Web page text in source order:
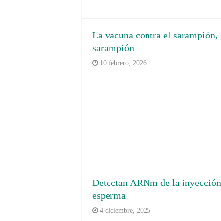
La vacuna contra el
sarampión
10 febrero, 2026
Detectan ARNm de la
esperma
4 diciembre, 2025